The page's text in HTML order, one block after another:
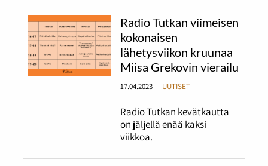
Radio Tutkan viimeisen
kokonaisen
lähetysviikon kruunaa
Miisa Grekovin vierailu
17.04.2023 UUTISET
Radio Tutkan kevätkautta
on jäljellä enää kaksi
viikkoa.